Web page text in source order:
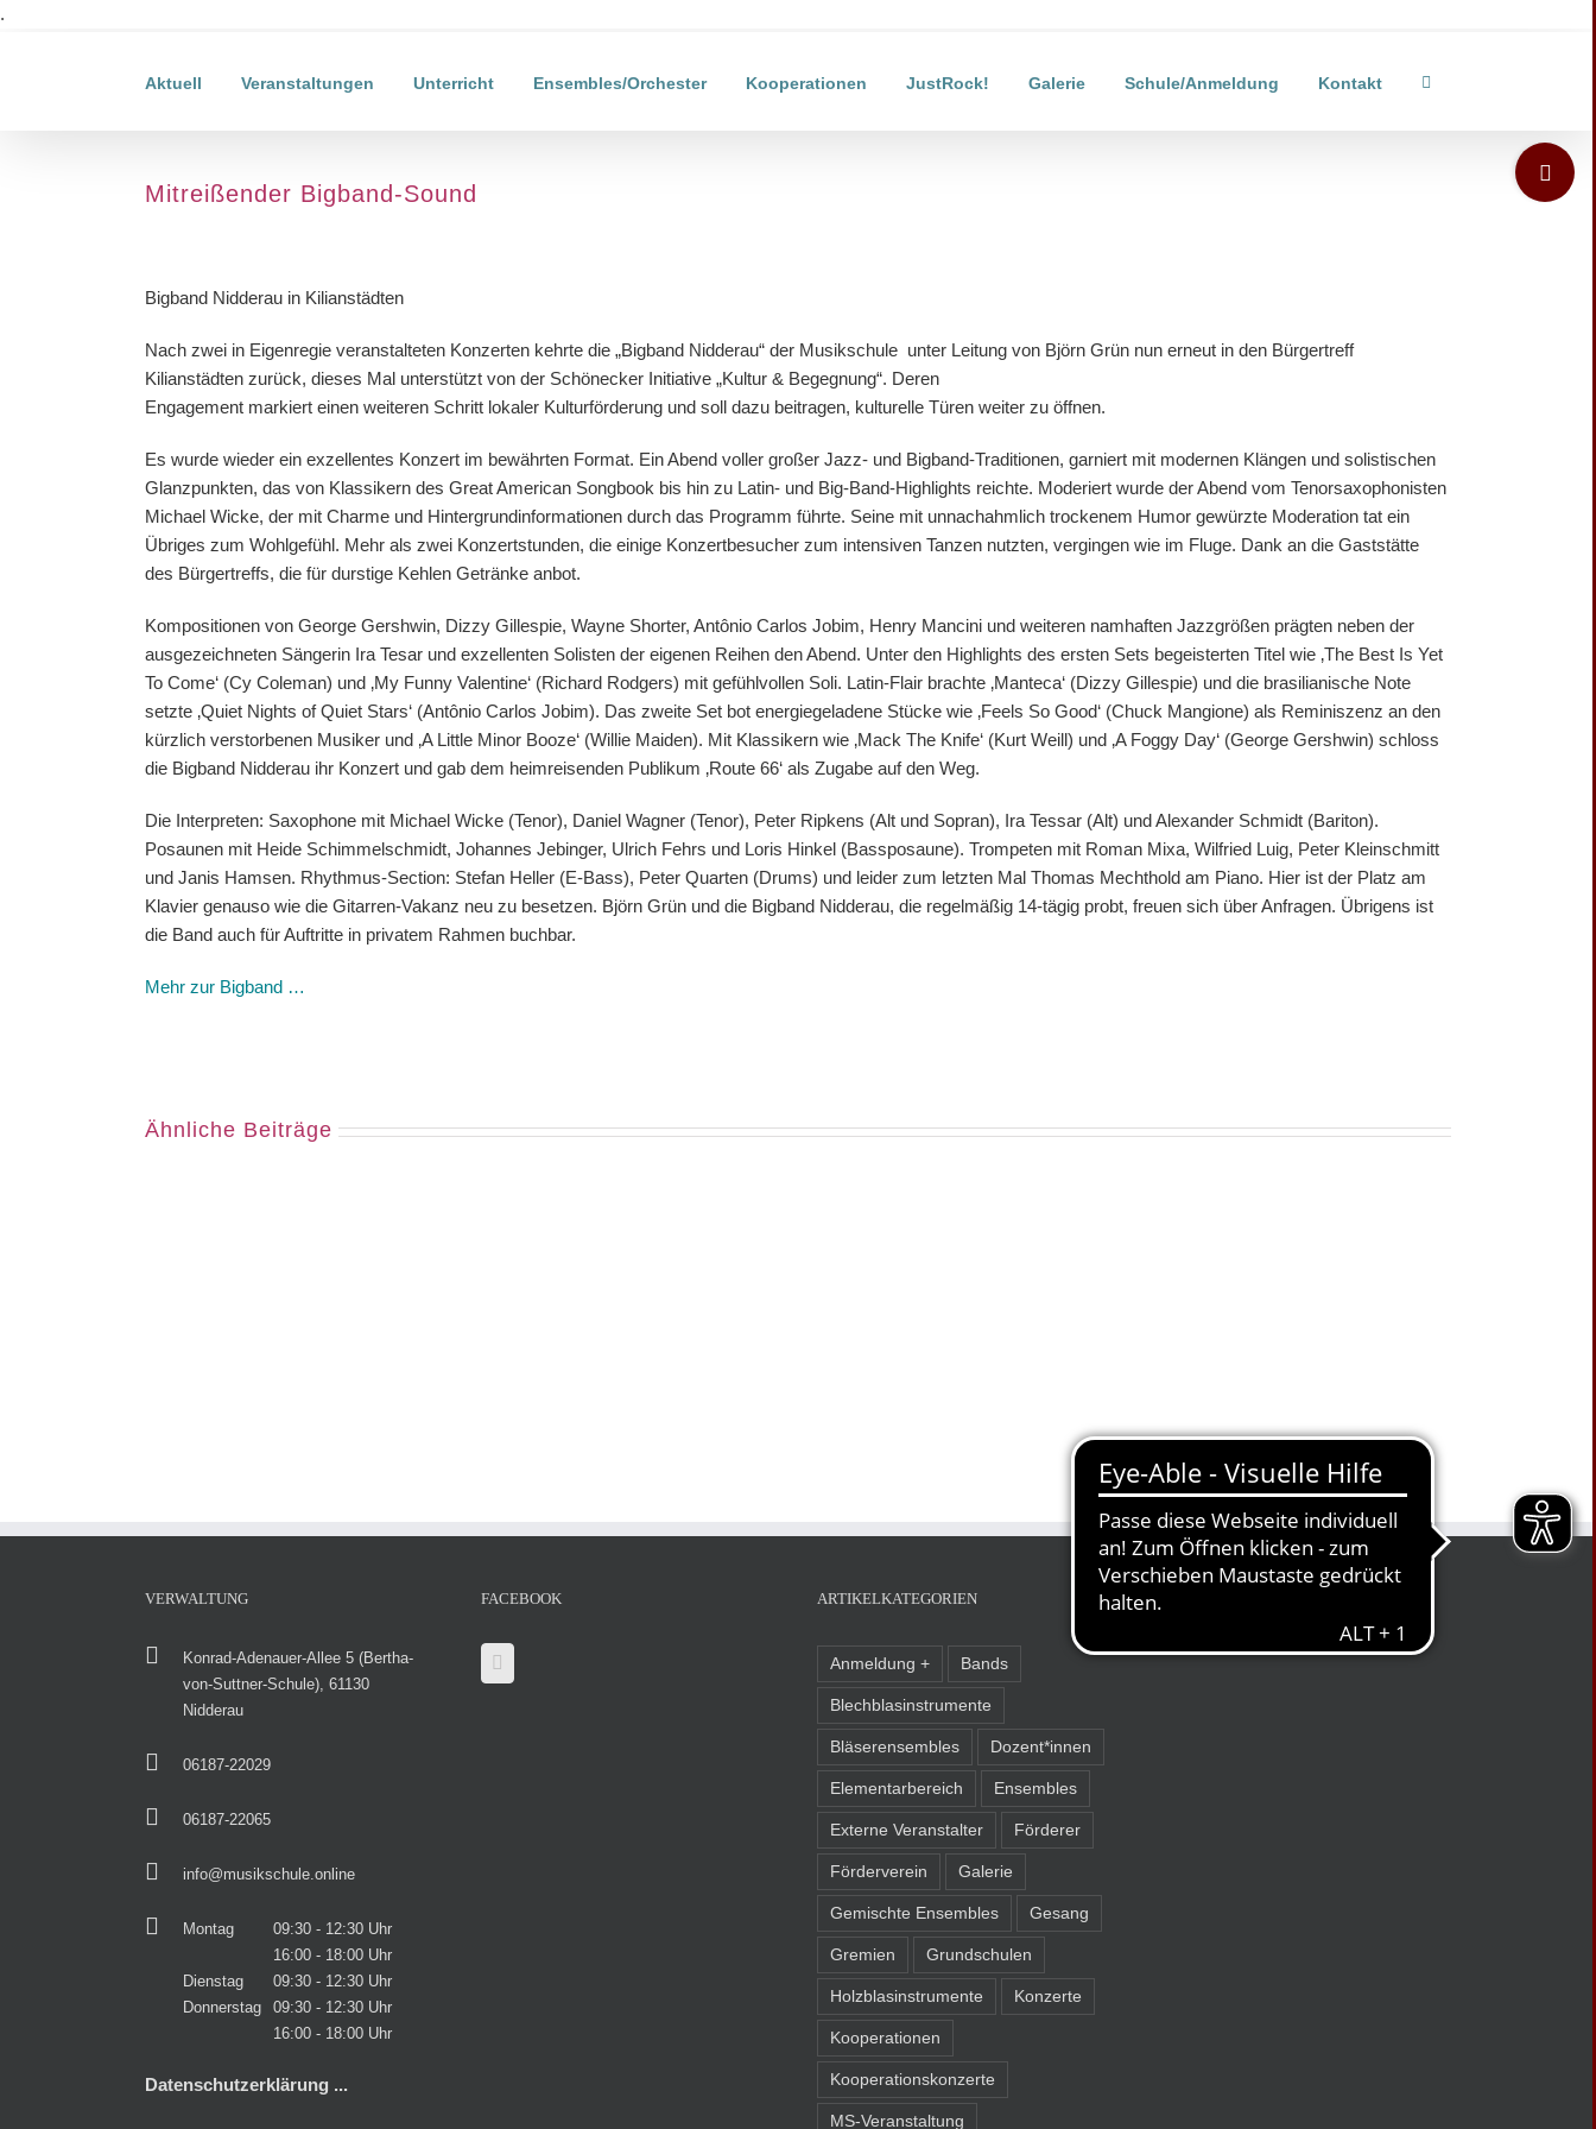
.
Aktuell Veranstaltungen Unterricht Ensembles/Orchester Kooperationen JustRock! Galerie Schule/Anmeldung Kontakt
Mitreißender Bigband-Sound
grösseres
Bigband Nidderau in Kilianstädten
Nach zwei in Eigenregie veranstalteten Konzerten kehrte die „Bigband Nidderau“ der Musikschule unter Leitung von Björn Grün nun erneut in den Bürgertreff
Kilianstädten zurück, dieses Mal unterstützt von der Schönecker Initiative „Kultur & Begegnung“. Deren
Engagement markiert einen weiteren Schritt lokaler Kulturförderung und soll dazu beitragen, kulturelle Türen weiter zu öffnen.
Es wurde wieder ein exzellentes Konzert im bewährten Format. Ein Abend voller großer Jazz- und Bigband-Traditionen, garniert mit modernen Klängen und solistischen
Glanzpunkten, das von Klassikern des Great American Songbook bis hin zu Latin- und Big-Band-Highlights reichte. Moderiert wurde der Abend vom Tenorsaxophonisten
Michael Wicke, der mit Charme und Hintergrundinformationen durch das Programm führte. Seine mit unnachahmlich trockenem Humor gewürzte Moderation tat ein
Übriges zum Wohlgefühl. Mehr als zwei Konzertstunden, die einige Konzertbesucher zum intensiven Tanzen nutzten, vergingen wie im Fluge. Dank an die Gaststätte
des Bürgertreffs, die für durstige Kehlen Getränke anbot.
Kompositionen von George Gershwin, Dizzy Gillespie, Wayne Shorter, Antônio Carlos Jobim, Henry Mancini und weiteren namhaften Jazzgrößen prägten neben der
ausgezeichneten Sängerin Ira Tesar und exzellenten Solisten der eigenen Reihen den Abend. Unter den Highlights des ersten Sets begeisterten Titel wie ‚The Best Is Yet
To Come‘ (Cy Coleman) und ‚My Funny Valentine‘ (Richard Rodgers) mit gefühlvollen Soli. Latin-Flair brachte ‚Manteca‘ (Dizzy Gillespie) und die brasilianische Note
setzte ‚Quiet Nights of Quiet Stars‘ (Antônio Carlos Jobim). Das zweite Set bot energiegeladene Stücke wie ‚Feels So Good‘ (Chuck Mangione) als Reminiszenz an den
kürzlich verstorbenen Musiker und ‚A Little Minor Booze‘ (Willie Maiden). Mit Klassikern wie ‚Mack The Knife‘ (Kurt Weill) und ‚A Foggy Day‘ (George Gershwin) schloss
die Bigband Nidderau ihr Konzert und gab dem heimreisenden Publikum ‚Route 66‘ als Zugabe auf den Weg.
Die Interpreten: Saxophone mit Michael Wicke (Tenor), Daniel Wagner (Tenor), Peter Ripkens (Alt und Sopran), Ira Tessar (Alt) und Alexander Schmidt (Bariton).
Posaunen mit Heide Schimmelschmidt, Johannes Jebinger, Ulrich Fehrs und Loris Hinkel (Bassposaune). Trompeten mit Roman Mixa, Wilfried Luig, Peter Kleinschmitt
und Janis Hamsen. Rhythmus-Section: Stefan Heller (E-Bass), Peter Quarten (Drums) und leider zum letzten Mal Thomas Mechthold am Piano. Hier ist der Platz am
Klavier genauso wie die Gitarren-Vakanz neu zu besetzen. Björn Grün und die Bigband Nidderau, die regelmäßig 14-tägig probt, freuen sich über Anfragen. Übrigens ist
die Band auch für Auftritte in privatem Rahmen buchbar.
Mehr zur Bigband …
Ähnliche Beiträge
VERWALTUNG
Konrad-Adenauer-Allee 5 (Bertha-
von-Suttner-Schule), 61130
Nidderau
06187-22029
06187-22065
info@musikschule.online
Montag
09:30 - 12:30 Uhr
16:00 - 18:00 Uhr
Dienstag
09:30 - 12:30 Uhr
Donnerstag
09:30 - 12:30 Uhr
16:00 - 18:00 Uhr
Datenschutzerklärung ...
FACEBOOK ARTIKELKATEGORIEN
Anmeldung + Bands
Blechblasinstrumente
Bläserensembles Dozent*innen
Elementarbereich Ensembles
Externe Veranstalter Förderer
Förderverein Galerie
Gemischte Ensembles Gesang
Gremien Grundschulen
Holzblasinstrumente Konzerte
Kooperationen
Kooperationskonzerte
MS-Veranstaltung
Toggle
Sliding